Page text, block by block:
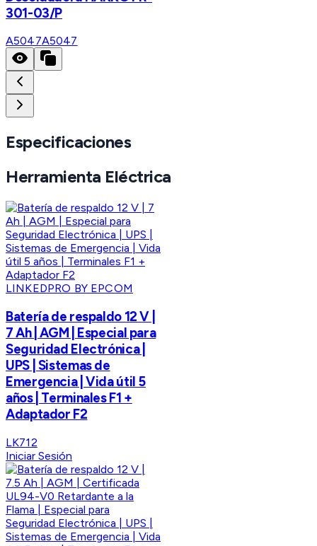
301-03/P
A5047A5047
Especificaciones
Herramienta Eléctrica
LINKEDPRO BY EPCOM
Batería de respaldo 12 V |
7 Ah | AGM | Especial para
Seguridad Electrónica |
UPS | Sistemas de
Emergencia | Vida útil 5
años | Terminales F1 +
Adaptador F2
LK712
Iniciar Sesión